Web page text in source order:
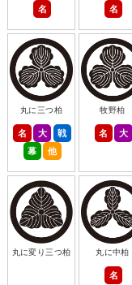
名 名
丸に三つ柏
名 大
戦
幕
他
牧野柏
名 大
丸に変り三つ柏 丸に中柏
名